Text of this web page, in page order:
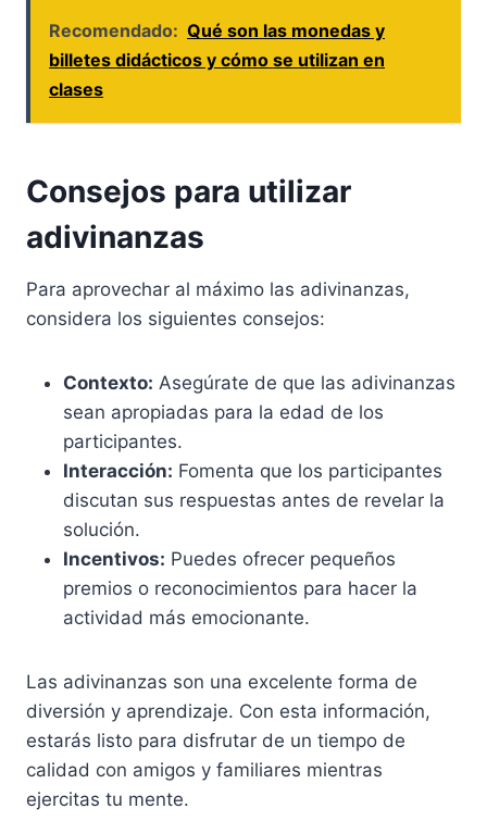
Recomendado: Qué son las monedas y
billetes didácticos y cómo se utilizan en
clases
Consejos para utilizar
adivinanzas
Para aprovechar al máximo las adivinanzas,
considera los siguientes consejos:
Contexto: Asegúrate de que las adivinanzas
sean apropiadas para la edad de los
participantes.
Interacción: Fomenta que los participantes
discutan sus respuestas antes de revelar la
solución.
Incentivos: Puedes ofrecer pequeños
premios o reconocimientos para hacer la
actividad más emocionante.
Las adivinanzas son una excelente forma de
diversión y aprendizaje. Con esta información,
estarás listo para disfrutar de un tiempo de
calidad con amigos y familiares mientras
ejercitas tu mente.